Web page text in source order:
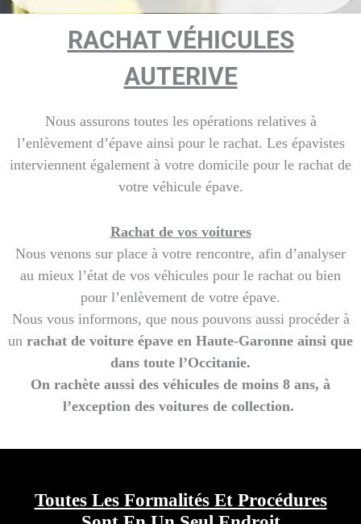
RACHAT VÉHICULES
AUTERIVE
Nous assurons toutes les opérations relatives à
l’enlèvement d’épave ainsi pour le rachat. Les épavistes
interviennent également à votre domicile pour le rachat de
votre véhicule épave.
Rachat de vos voitures
Nous venons sur place à votre rencontre, afin d’analyser
au mieux l’état de vos véhicules pour le rachat ou bien
pour l’enlèvement de votre épave.
Nous vous informons, que nous pouvons aussi procéder à
un rachat de voiture épave en Haute-Garonne ainsi que
dans toute l’Occitanie.
On rachète aussi des véhicules de moins 8 ans, à
l’exception des voitures de collection.
Toutes Les Formalités Et Procédures